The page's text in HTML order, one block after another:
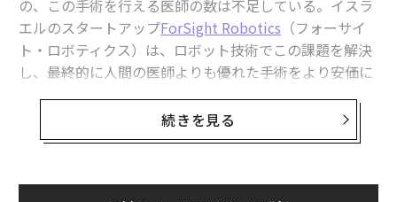
の、この手術を行える医師の数は不足している。イスラ
エルのスタートアップForSight Robotics （フォーサイ
ト・ロボティクス）は、ロボット技術でこの課題を解決
し、最終的に人間の医師よりも優れた手術をより安価に
実現することを目指している。
ForSightは6月24日、同社のロボットプラットフォーム
ures主導で1億2500万ドル（約180億円。1ドル＝144円
続きを見る